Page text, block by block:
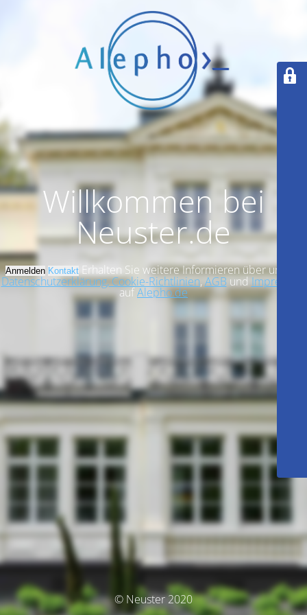
Willkommen bei
Neuster.de
Anmelden KontaktErhalten Sie weitere Informieren über unsere
Datenschutzerklärung, Cookie-Richtlinien, AGB und Impressum
aufAlepho.de
© Neuster 2020